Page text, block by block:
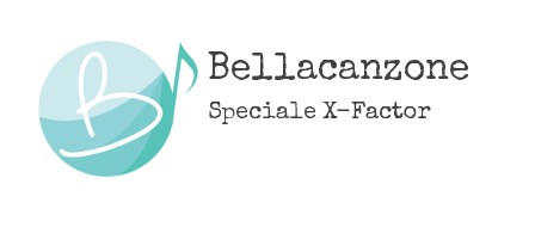
content
Bellacanzone
Speciale X-Factor